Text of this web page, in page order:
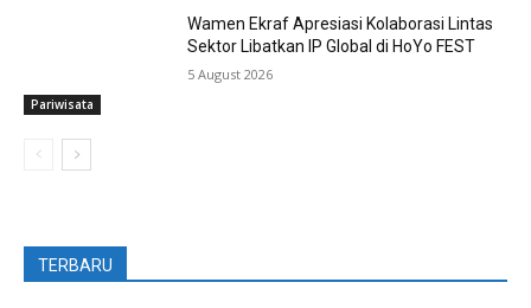
Pariwisata
Wamen Ekraf Apresiasi Kolaborasi Lintas
Sektor Libatkan IP Global di HoYo FEST
5 August 2026
TERBARU